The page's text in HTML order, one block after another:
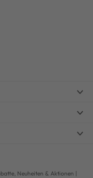
Neuheiten & Aktionen |